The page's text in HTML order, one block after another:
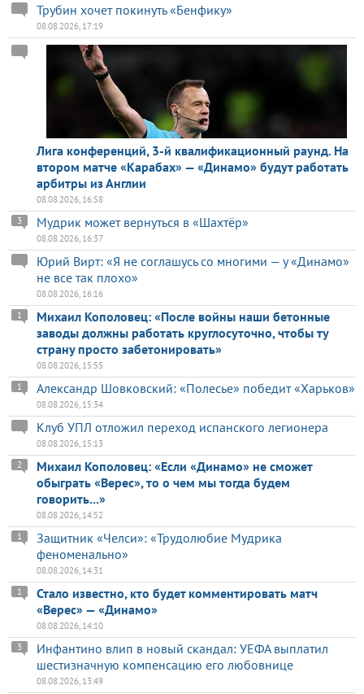
Трубин хочет покинуть «Бенфику»
08.08.2026, 17:19
Лига конференций, 3-й квалификационный раунд. На
втором матче «Карабах» — «Динамо» будут работать
арбитры из Англии
08.08.2026, 16:58
Мудрик может вернуться в «Шахтёр»
3
08.08.2026, 16:37
Юрий Вирт: «Я не соглашусь со многими — у «Динамо»
не все так плохо»
08.08.2026, 16:16
Михаил Кополовец: «После войны наши бетонные
заводы должны работать круглосуточно, чтобы ту
страну просто забетонировать»
1
08.08.2026, 15:55
Александр Шовковский: «Полесье» победит «Харьков»
1
08.08.2026, 15:34
Клуб УПЛ отложил переход испанского легионера
08.08.2026, 15:13
Михаил Кополовец: «Если «Динамо» не сможет
обыграть «Верес», то о чем мы тогда будем
говорить...»
2
08.08.2026, 14:52
Защитник «Челси»: «Трудолюбие Мудрика
феноменально»
1
08.08.2026, 14:31
Стало известно, кто будет комментировать матч
«Верес» — «Динамо»
1
08.08.2026, 14:10
Инфантино влип в новый скандал: УЕФА выплатил
шестизначную компенсацию его любовнице
3
08.08.2026, 13:49